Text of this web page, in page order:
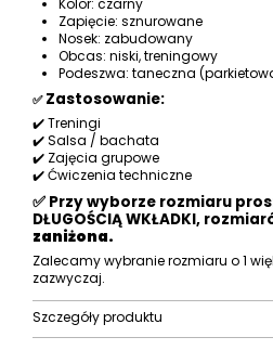
Kolor: czarny
Zapięcie: sznurowane
Nosek: zabudowany
Obcas: niski, treningowy
Podeszwa: taneczna
✅Zastosowanie:
✔️ Treningi
✔️ Salsa / bachata
✔️ Zajęcia grupowe
✔️ Ćwiczenia techniczne
✅ Przy wyborze rozmiaru
DŁUGOŚCIĄ WKŁADKI,
zaniżona.
Zalecamy wybranie rozmiaru o 1
zazwyczaj.
Szczegóły produktu